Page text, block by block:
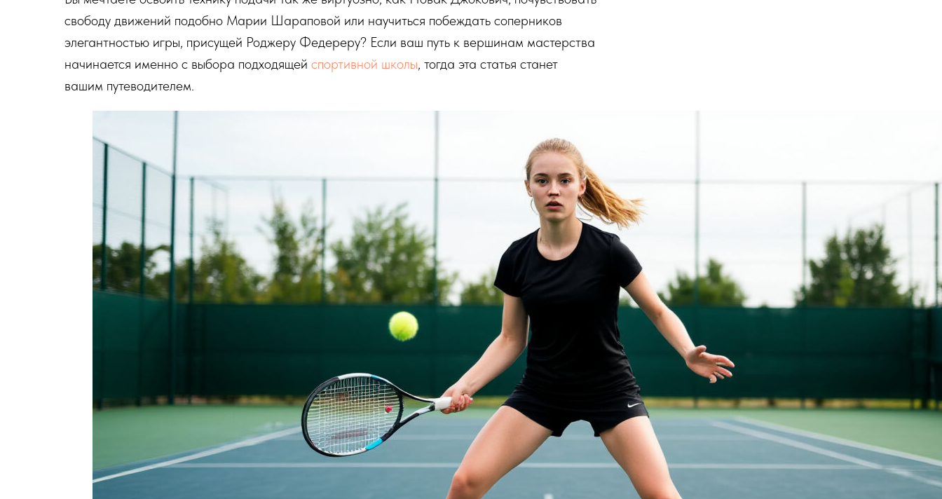
свободу движений подобно Марии Шараповой или научиться побеждать соперников
элегантностью игры, присущей Роджеру Федереру? Если ваш путь к вершинам мастерства
начинается именно с выбора подходящей спортивной школы, тогда эта статья станет
вашим путеводителем.